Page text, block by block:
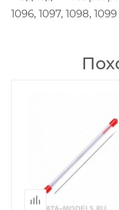
1096, 1097, 1098, 1099